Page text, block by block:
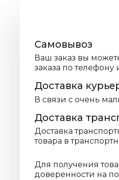
Самовывоз
Ваш заказ вы
заказа по
Доставка
В связи с очень
Доставка
Доставка
товара в
Для получения
доверенности на